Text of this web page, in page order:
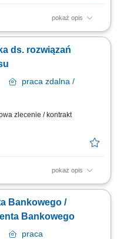
pokaż opis
i oczekiwań Klientów;
pozytywnego
Operacyjna obsługa
ds. rozwiązań
praca zdalna /
zlecenie / kontrakt
pokaż opis
i doradztwo w
zarządzania
rozmów handlowych
Bankowego /
Bankowego
praca